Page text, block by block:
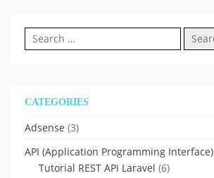
Search
for:
CATEGORIES
Adsense (3)
API (Application Programming Interface)
Tutorial REST API Laravel (6)